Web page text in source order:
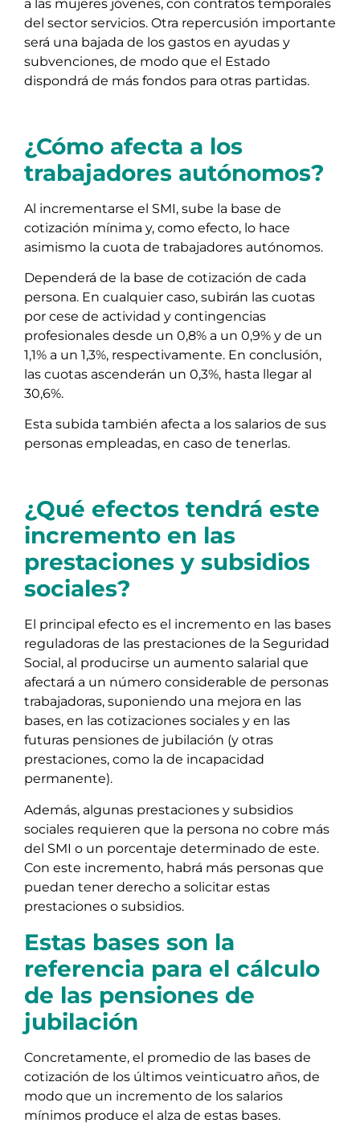
a las mujeres jóvenes, con contratos temporales
del sector servicios. Otra repercusión importante
será una bajada de los gastos en ayudas y
subvenciones, de modo que el Estado
dispondrá de más fondos para otras partidas.
¿Cómo afecta a los
trabajadores autónomos?
Al incrementarse el SMI, sube la base de
cotización mínima y, como efecto, lo hace
asimismo la cuota de trabajadores autónomos.
Dependerá de la base de cotización de cada
persona. En cualquier caso, subirán las cuotas
por cese de actividad y contingencias
profesionales desde un 0,8% a un 0,9% y de un
1,1% a un 1,3%, respectivamente. En conclusión,
las cuotas ascenderán un 0,3%, hasta llegar al
30,6%.
Esta subida también afecta a los salarios de sus
personas empleadas, en caso de tenerlas.
¿Qué efectos tendrá este
incremento en las
prestaciones y subsidios
sociales?
El principal efecto es el incremento en las bases
reguladoras de las prestaciones de la Seguridad
Social, al producirse un aumento salarial que
afectará a un número considerable de personas
trabajadoras, suponiendo una mejora en las
bases, en las cotizaciones sociales y en las
futuras pensiones de jubilación (y otras
prestaciones, como la de incapacidad
permanente).
Además, algunas prestaciones y subsidios
sociales requieren que la persona no cobre más
del SMI o un porcentaje determinado de este.
Con este incremento, habrá más personas que
puedan tener derecho a solicitar estas
prestaciones o subsidios.
Estas bases son la
referencia para el cálculo
de las pensiones de
jubilación
Concretamente, el promedio de las bases de
cotización de los últimos veinticuatro años, de
modo que un incremento de los salarios
mínimos produce el alza de estas bases.